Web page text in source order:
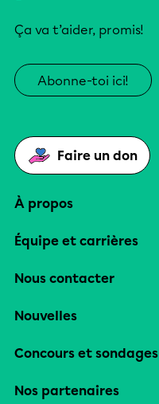
Ça va t’aider, promis!
Abonne-toi ici!
Faire un don
À propos
Équipe et carrières
Nous contacter
Nouvelles
Concours et sondages
Nos partenaires